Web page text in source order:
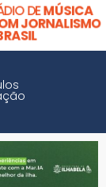
DEMÚSICA
JORNALISMO